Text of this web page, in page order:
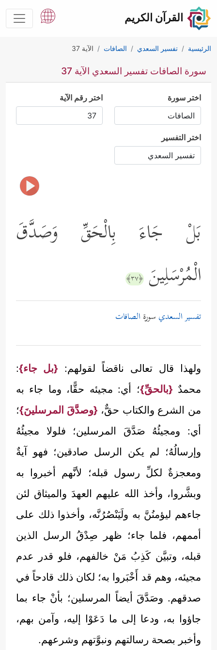
القرآن الكريم
الرئيسية تفسير السعدي الصافات الآية 37
سورة الصافات تفسير السعدي الآية 37
اختر سورة اختر رقم الآية
اختر التفسير
بَلْ جَاءَ بِالْحَقِّ وَصَدَّقَ
الْمُرْسَلِينَ ﴿٣٧﴾
تفسير السعدي سورة الصافات
ولهذا قال تعالى ناقضاً لقولهم: {بل جاء}:
محمدٌ {بالحقِّ}؛ أي: مجيئه حقًّا، وما جاء به
من الشرع والكتاب حقٌّ، {وصدَّقَ المرسلينَ}؛
أي: ومجيئُهُ صَدَّقَ المرسلين؛ فلولا مجيئُهُ
وإرسالُهُ؛ لم يكن الرسل صادقين؛ فهو آيةٌ
ومعجزةٌ لكلِّ رسول قبله؛ لأنَّهم أخبروا به
وبشَّروا، وأخذ الله عليهم العهدَ والميثاق لئن
جاءهم ليؤمنُنَّ به ولَيَنْصُرُنَّه، وأخذوا ذلك على
أممهم، فلما جاء؛ ظهر صِدْقُ الرسل الذين
قبله، وتبيَّن كَذِبُ مَنْ خالفهم، فلو قدر عدم
مجيئه، وهم قد أَخْبَروا به؛ لكان ذلك قادحاً في
صدقهم. وصَدَّقَ أيضاً المرسلين؛ بأنْ جاء بما
جاؤوا به، ودعا إلى ما دَعَوْا إليه، وآمن بهم،
وأخبر بصحة رسالتهم ونبوَّتهم وشرعهم.